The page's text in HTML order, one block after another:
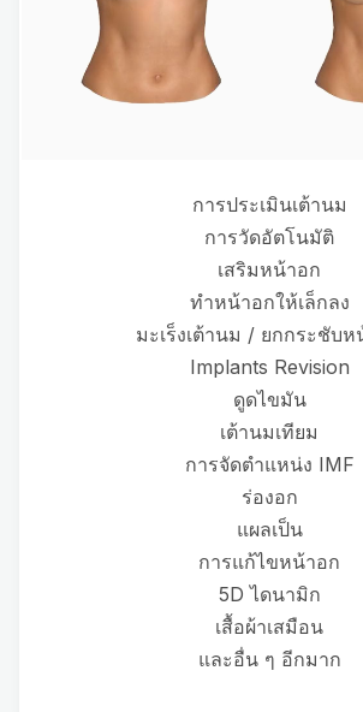
การประเมินเต้านม
การวัดอัตโนมัติ
เสริมหน้าอก
ทำหน้าอกให้เล็กลง
มะเร็งเต้านม / ยกกระชับห
Implants Revision
ดูดไขมัน
เต้านมเทียม
การจัดตำแหน่ง IMF
ร่องอก
แผลเป็น
การแก้ไขหน้าอก
5D ไดนามิก
เสื้อผ้าเสมือน
และอื่น ๆ อีกมาก